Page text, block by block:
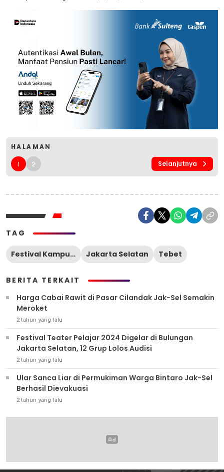
HALAMAN
1 2 Selanjutnya
TAG
Festival Kampung Budaya Ciliwung Jakarta Selatan Tebet
BERITA TERKAIT
Harga Cabai Rawit di Pasar Cilandak Jak-Sel Semakin
Meroket
2 tahun yang lalu
Festival Teater Pelajar 2024 Digelar di Bulungan
Jakarta Selatan, 12 Grup Lolos Audisi
2 tahun yang lalu
Ular Sanca Liar di Permukiman Warga Bintaro Jak-Sel
Berhasil Dievakuasi
2 tahun yang lalu